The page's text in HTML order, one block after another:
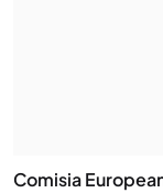
Comisia